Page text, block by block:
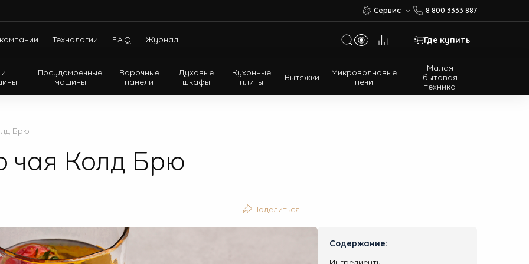
Сервис 8 800 3333 887
Технологии F.A.Q. Журнал Где купить
Посудомоечные
машины
Варочные
панели
Духовые
шкафы
Кухонные
плиты Вытяжки Микроволновые
печи
Малая
бытовая
техника
Холодильники с нижней морозильной камерой
Многодверные холодильники
Брю
чая Колд Брю
Поделиться
Содержание:
Ингредиенты